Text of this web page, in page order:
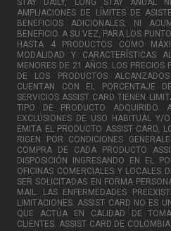
STAY DAILY, LONG STAY ANUAL
AMPLIACIONES DE LÍMITES DE
BENEFICIOS ADICIONALES; NI
BENEFICIO. A SU VEZ, PARA LOS
HASTA 4 PRODUCTOS COMO
MODALIDAD Y CARACTERÍSTICAS
MENORES DE 21 AÑOS. LOS PRECIOS
DE LOS PRODUCTOS
CUENTAN CON EL PORCENTAJE
SERVICIOS ASSIST CARD TIENEN
TIPO DE PRODUCTO ADQUIRIDO.
EXCLUSIONES DE USO HABITUAL Y/
EMITA EL PRODUCTO ASSIST CARD,
RIGEN POR CONDICIONES
COMPRA DE CADA PRODUCTO
DISPOSICIÓN INGRESANDO EN EL
OFICINAS COMERCIALES Y LOCALES
SER SOLICITADAS EN FORMA
MAIL. LAS ENFERMEDADES
LIMITACIONES. ASSIST CARD NO ES
QUE ACTÚA EN CALIDAD DE
CLIENTES. ASSIST CARD DE